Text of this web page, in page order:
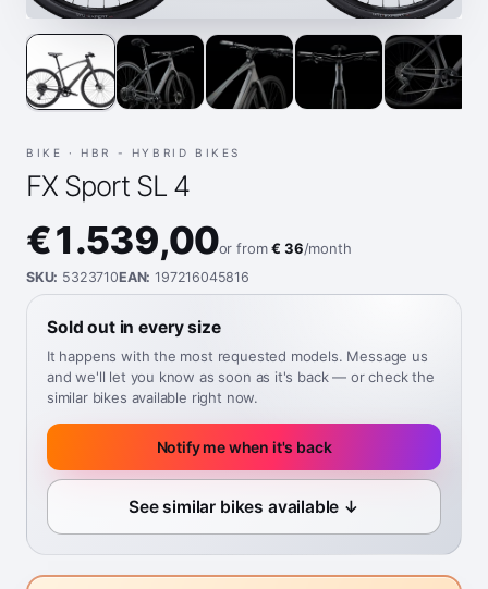
BIKE · HBR - HYBRID BIKES
FX Sport SL 4
€1.539,00or from€ 36/month
SKU: 5323710EAN: 197216045816
Sold out in every size
It happens with the most requested models. Message us
and we'll let you know as soon as it's back — or check the
similar bikes available right now.
Notify me when it's back
See similar bikes available ↓